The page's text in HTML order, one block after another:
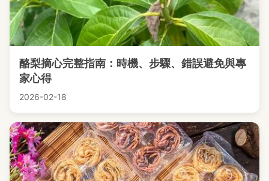
酪梨摘心完整指南：時機、步驟、錯誤避免與專
家心得
2026-02-18